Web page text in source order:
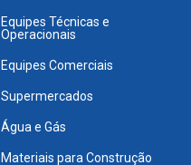
Equipes Técnicas e
Operacionais
Equipes Comerciais
Supermercados
Água e Gás
Materiais para Construção